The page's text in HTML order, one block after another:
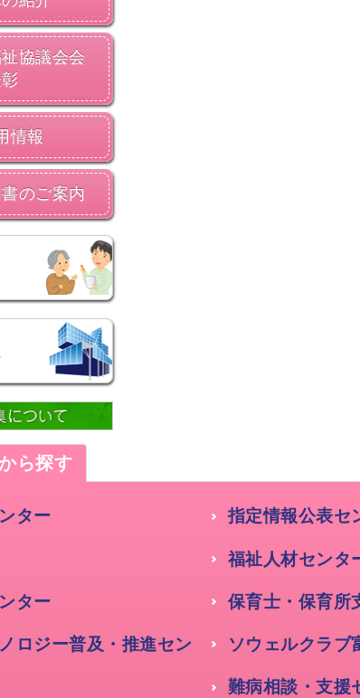
協議会会
情報
のご案内
ら探す
ター
ター
ロジー普及・推進セン
指定情報公表セ
福祉人材センタ
保育士・保育所
ソウェルクラブ
難病相談・支援